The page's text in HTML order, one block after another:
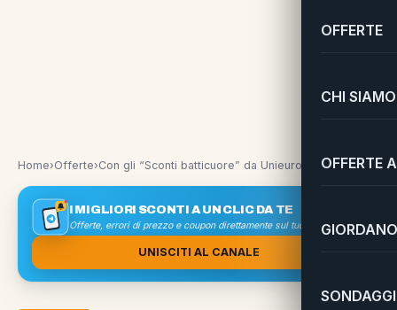
OFFERTE
CHI SIAMO
OFFERTE
Home›Offerte› Con gli “Sconti batticuore” da Unieuro febbraio finisce col botto
I MIGLIORI SCONTI A UN CLIC DA TE
Offerte, errori di prezzo e coupon direttamente sul tuo smartphone
UNISCITI AL CANALE